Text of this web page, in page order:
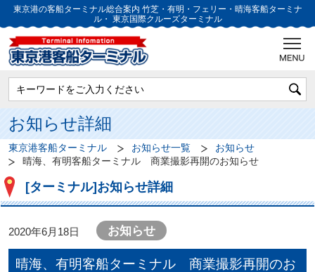
東京港の客船ターミナル総合案内 竹芝・有明・フェリー・晴海客船ターミナ
ル・ 東京国際クルーズターミナル
お知らせ詳細
東京港客船ターミナル お知らせ一覧
お知らせ
晴海、有明客船ターミナル 商業撮影再開のお知らせ
[ターミナル]お知らせ詳細
2020年6月18日 お知らせ
晴海、有明客船ターミナル 商業撮影再開のお